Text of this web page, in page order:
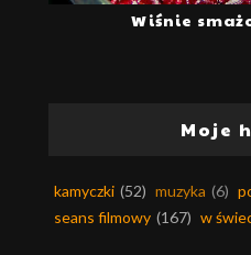
Wiśnie
Moje
kamyczki (52) muzyka (6)
seans filmowy (167) w